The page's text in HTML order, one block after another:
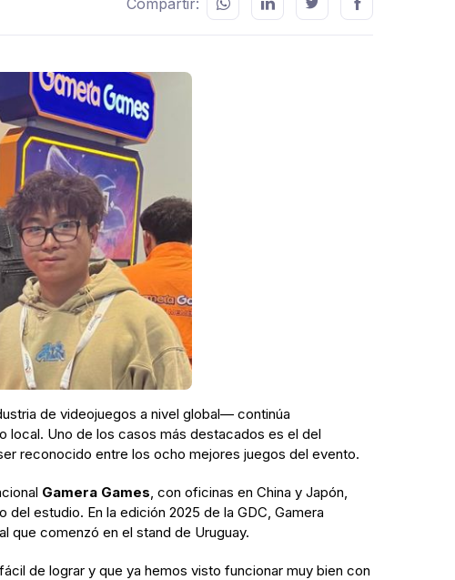
de videojuegos a nivel global— continúa
local. Uno de los casos más destacados es el del
reconocido entre los ocho mejores juegos del evento.
Gamera Games, con oficinas en China y Japón,
del estudio. En la edición 2025 de la GDC, Gamera
que comenzó en el stand de Uruguay.
de lograr y que ya hemos visto funcionar muy bien con